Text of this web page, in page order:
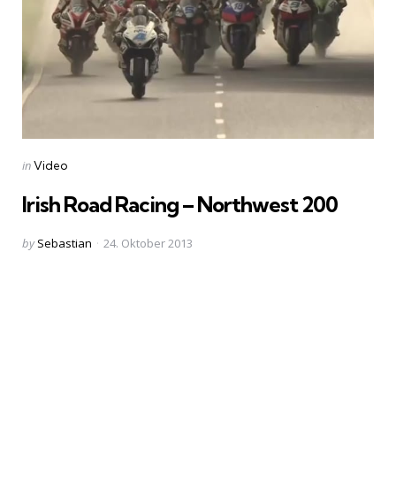
Categories
Posted
inVideo
Irish Road Racing – Northwest 200
Posted
by Sebastian 24. Oktober 2013